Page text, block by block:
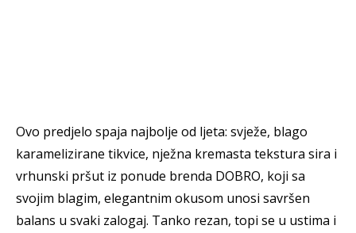
Ovo predjelo spaja najbolje od ljeta: svježe, blago
karamelizirane tikvice, nježna kremasta tekstura sira i
vrhunski pršut iz ponude brenda DOBRO, koji sa
svojim blagim, elegantnim okusom unosi savršen
balans u svaki zalogaj. Tanko rezan, topi se u ustima i